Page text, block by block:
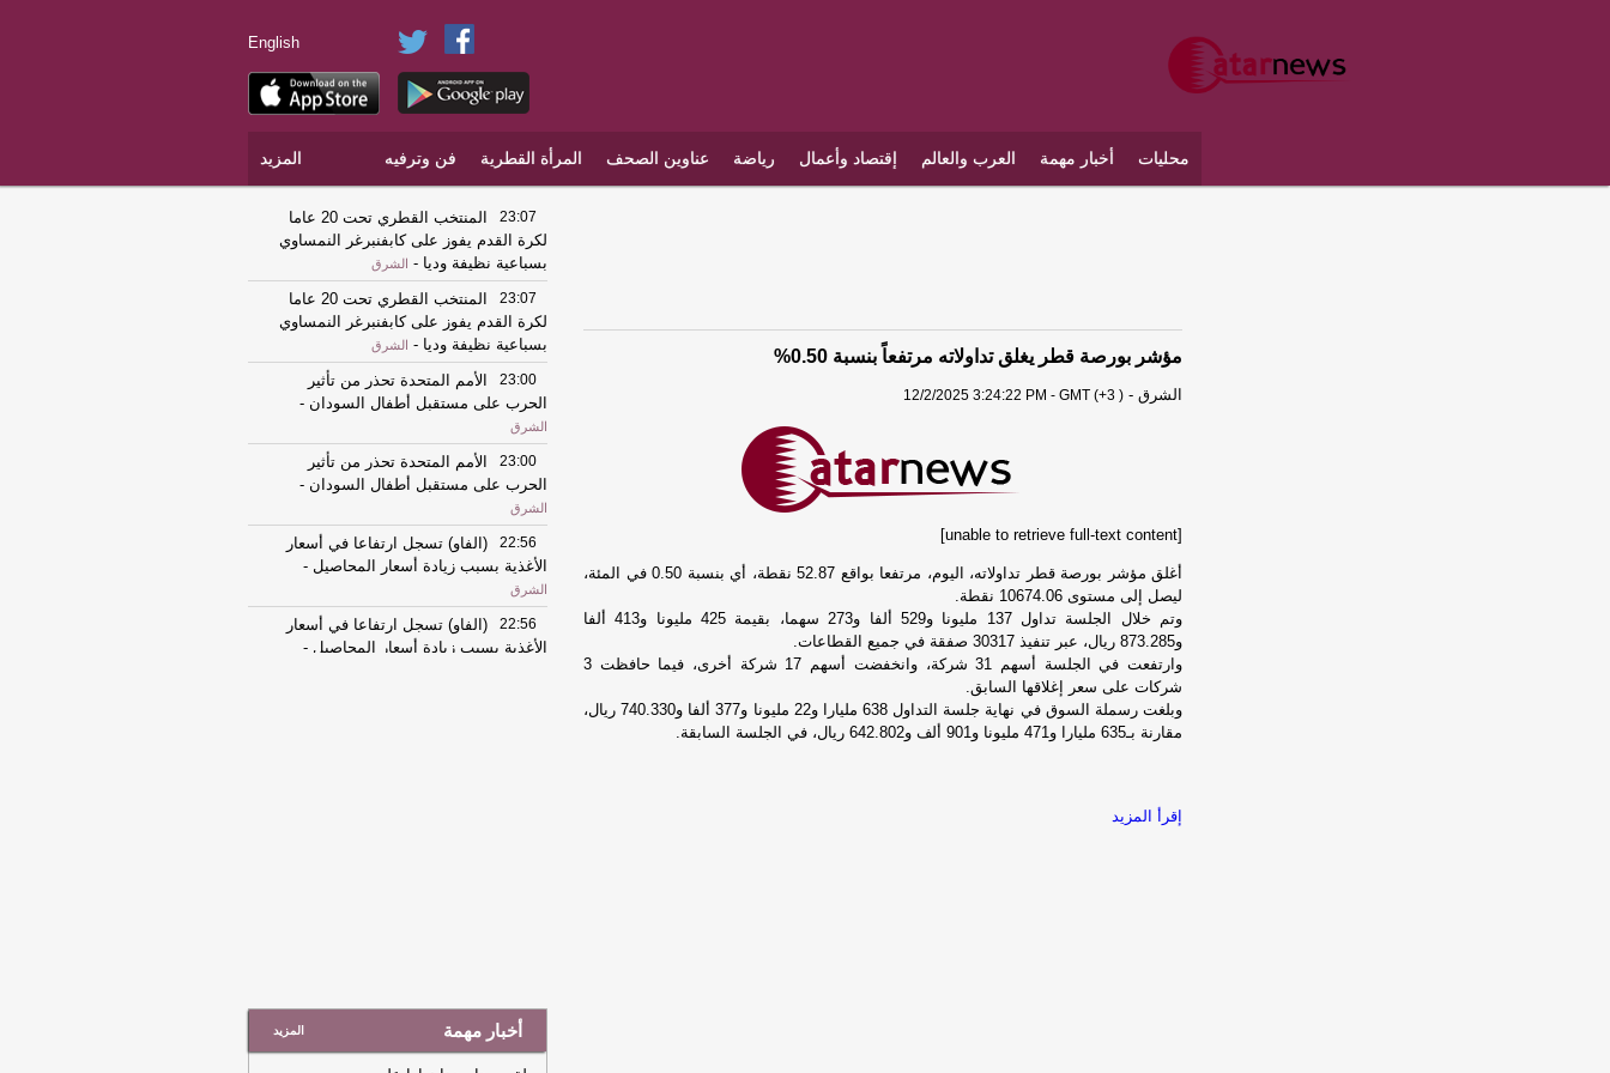
English
محليات أخبار مهمة العرب والعالم إقتصاد وأعمال رياضة عناوين الصحف المرأة القطرية فن وترفيه المزيد
مؤشر بورصة قطر يغلق تداولاته مرتفعاً بنسبة 0.50%
الشرق -
12/2/2025 3:24:22 PM - GMT (+3 )
[unable to retrieve full-text content]
أغلق مؤشر بورصة قطر تداولاته، اليوم، مرتفعا بواقع 52.87 نقطة، أي بنسبة 0.50 في المئة،
ليصل إلى مستوى 10674.06 نقطة.
وتم خلال الجلسة تداول 137 مليونا و529 ألفا و273 سهما، بقيمة 425 مليونا و413 ألفا
و873.285 ريال، عبر تنفيذ 30317 صفقة في جميع القطاعات.
وارتفعت في الجلسة أسهم 31 شركة، وانخفضت أسهم 17 شركة أخرى، فيما حافظت 3
شركات على سعر إغلاقها السابق.
وبلغت رسملة السوق في نهاية جلسة التداول 638 مليارا و22 مليونا و377 ألفا و740.330 ريال،
مقارنة بـ635 مليارا و471 مليونا و901 ألف و642.802 ريال، في الجلسة السابقة.
إقرأ المزيد
23:07
المنتخب القطري تحت 20 عاما
لكرة القدم يفوز على كابفنبرغر النمساوي
بسباعية نظيفة وديا - الشرق
23:07
المنتخب القطري تحت 20 عاما
لكرة القدم يفوز على كابفنبرغر النمساوي
بسباعية نظيفة وديا - الشرق
23:00
الأمم المتحدة تحذر من تأثير
الحرب على مستقبل أطفال السودان -
الشرق
23:00
الأمم المتحدة تحذر من تأثير
الحرب على مستقبل أطفال السودان -
الشرق
22:56
(الفاو) تسجل ارتفاعا في أسعار
الأغذية بسبب زيادة أسعار المحاصيل -
الشرق
22:56
(الفاو) تسجل ارتفاعا في أسعار
الأغذية بسبب زيادة أسعار المحاصيل -
22:09
(أوتشا) تؤكد وجود تحسن محدود
في دخول المساعدات إلى غزة
الشرق
21:44
مجلس الشيوخ الأمريكي يتبنى
أخبار مهمة المزيد